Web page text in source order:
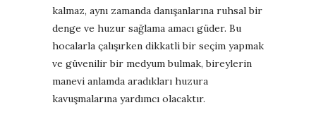
kalmaz, aynı zamanda danışanlarına ruhsal bir
denge ve huzur sağlama amacı güder. Bu
hocalarla çalışırken dikkatli bir seçim yapmak
ve güvenilir bir medyum bulmak, bireylerin
manevi anlamda aradıkları huzura
kavuşmalarına yardımcı olacaktır.